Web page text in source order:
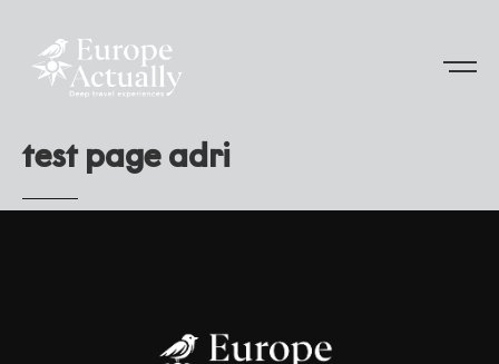
test page ad ri